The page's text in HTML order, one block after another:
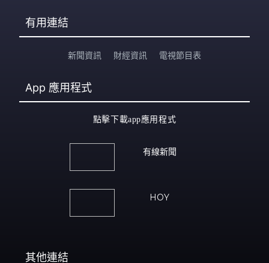
有用連結
新聞資訊 財經資訊 電視節目表
App 應用程式
點擊下載app應用程式
有線新聞
HOY
其他連結